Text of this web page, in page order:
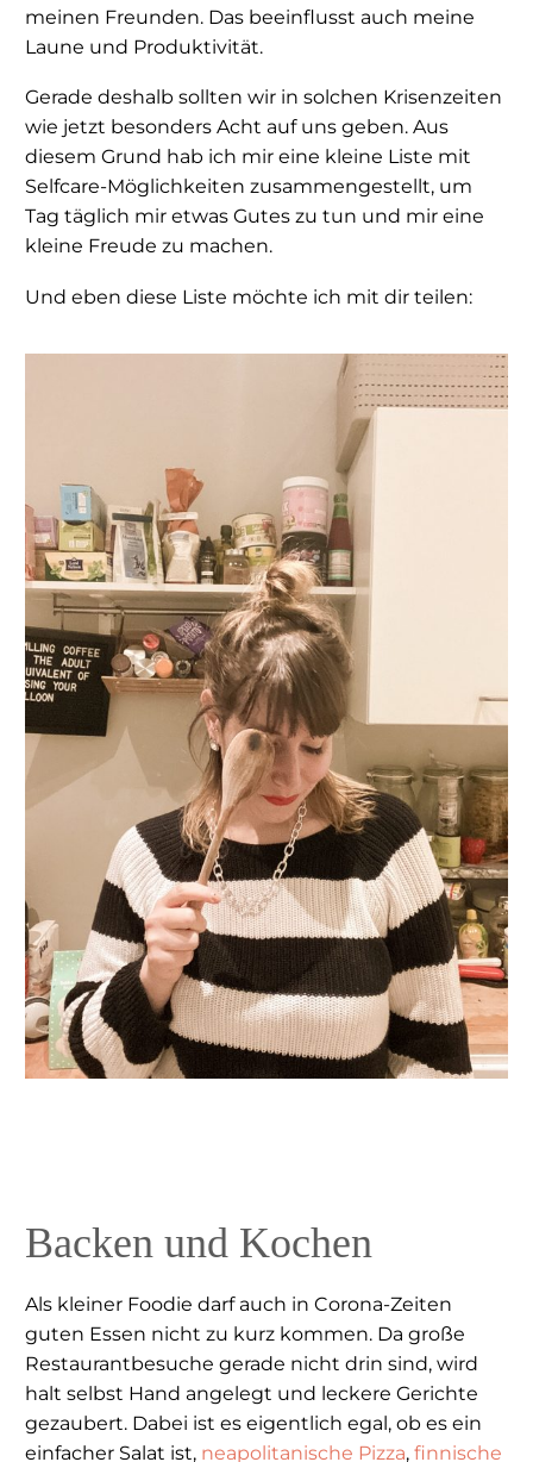
meinen Freunden. Das beeinflusst auch meine
Laune und Produktivität.
Gerade deshalb sollten wir in solchen Krisenzeiten
wie jetzt besonders Acht auf uns geben. Aus
diesem Grund hab ich mir eine kleine Liste mit
Selfcare-Möglichkeiten zusammengestellt, um
Tag täglich mir etwas Gutes zu tun und mir eine
kleine Freude zu machen.
Und eben diese Liste möchte ich mit dir teilen:
Backen und Kochen
Als kleiner Foodie darf auch in Corona-Zeiten
guten Essen nicht zu kurz kommen. Da große
Restaurantbesuche gerade nicht drin sind, wird
halt selbst Hand angelegt und leckere Gerichte
gezaubert. Dabei ist es eigentlich egal, ob es ein
einfacher Salat ist, neapolitanische Pizza, finnische